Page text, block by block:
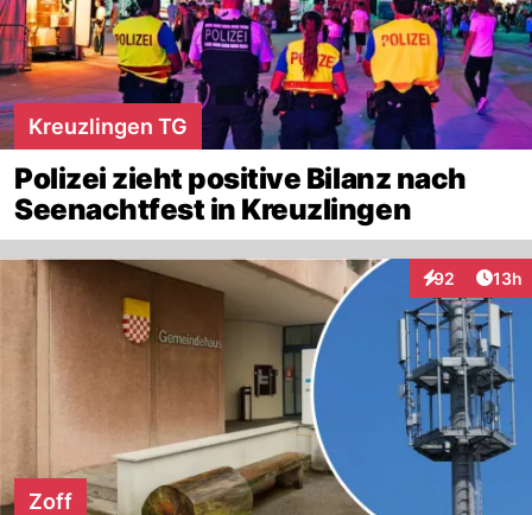
Kreuzlingen TG
Polizei zieht positive Bilanz nach
Seenachtfest in Kreuzlingen
92
Interaktionen
13h
Zoff